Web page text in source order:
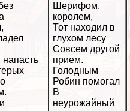
Шерифом,
королем,
Тот находил в
глухом лесу
Совсем другой
прием.
Голодным
Робин помогал
В
неурожайный